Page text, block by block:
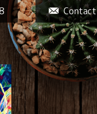
Contact